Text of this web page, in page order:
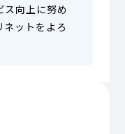
ス向上に努め
ネットをよろ